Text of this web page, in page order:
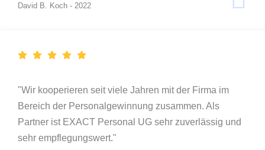
David B. Koch - 2022
"Wir kooperieren seit viele Jahren mit der Firma im
Bereich der Personalgewinnung zusammen. Als
Partner ist EXACT Personal UG sehr zuverlässig und
sehr empflegungswert."